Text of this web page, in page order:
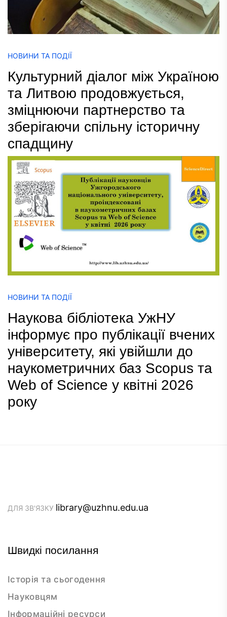
НОВИНИ ТА ПОДІЇ
Культурний діалог між Україною
та Литвою продовжується,
зміцнюючи партнерство та
зберігаючи спільну історичну
спадщину
НОВИНИ ТА ПОДІЇ
Наукова бібліотека УжНУ
інформує про публікації вчених
університету, які увійшли до
наукометричних баз Scopus та
Web of Science у квітні 2026
року
ДЛЯ ЗВ'ЯЗКУ library@uzhnu.edu.ua
Швидкі посилання
Історія та сьогодення
Науковцям
Інформаційні ресурси